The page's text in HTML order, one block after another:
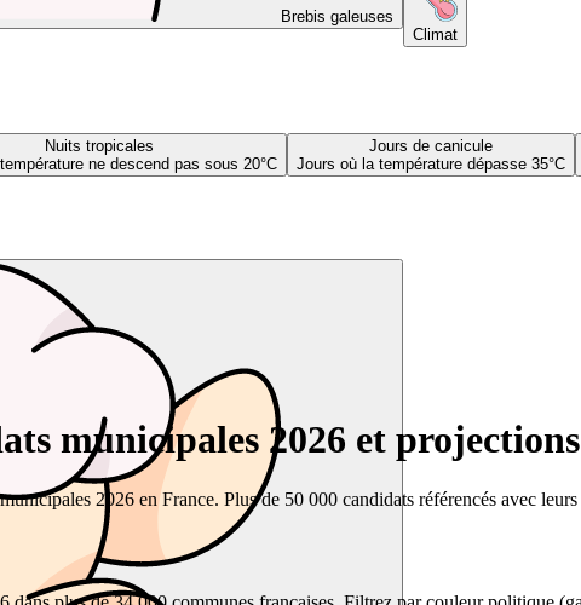
Brebis galeuses
Climat
Nuits tropicales
ne descend pas sous 20°C
Jours de canicule
Jours où la température dépasse 35°C
municipales 2026 et
2026 en France. Plus de 50 000 candidats référencés avec